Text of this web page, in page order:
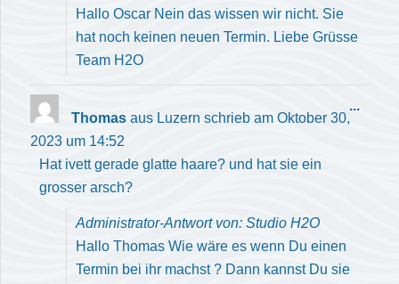
Hallo Oscar Nein das wissen wir nicht. Sie
hat noch keinen neuen Termin. Liebe Grüsse
Team H2O
Thomas aus Luzern schrieb am Oktober 30,
2023 um 14:52
Hat ivett gerade glatte haare? und hat sie ein
grosser arsch?
Administrator-Antwort von: Studio H2O
Hallo Thomas Wie wäre es wenn Du einen
Termin bei ihr machst ? Dann kannst Du sie
...